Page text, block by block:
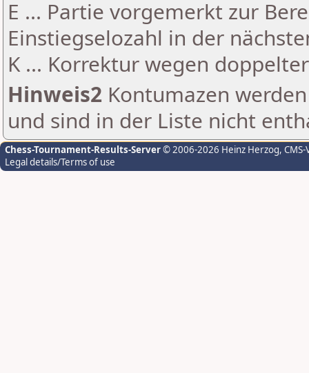
E ... Partie vorgemerkt zur
Einstiegselozahl in der
K ... Korrektur wegen
Hinweis2 Kontumazen
und sind in der Liste nicht
Chess-Tournament-Results-Server© 2006-2026 Heinz Herzog,
Legal details/Terms of use